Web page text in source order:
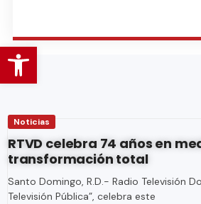
Abrir barra de
Noticias
RTVD celebra 74 años en
transformación total
Santo Domingo, R.D.- Radio Televisión
Televisión Pública”, celebra este